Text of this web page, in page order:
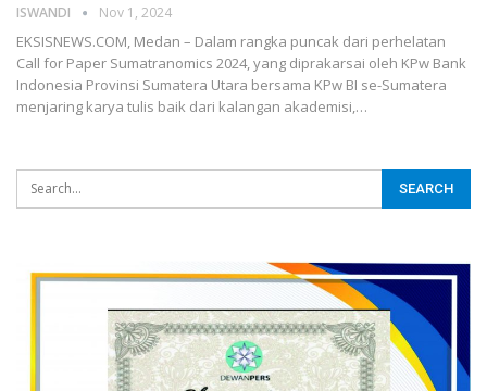
ISWANDI Nov 1, 2024
EKSISNEWS.COM, Medan – Dalam rangka puncak dari perhelatan
Call for Paper Sumatranomics 2024, yang diprakarsai oleh KPw Bank
Indonesia Provinsi Sumatera Utara bersama KPw BI se-Sumatera
menjaring karya tulis baik dari kalangan akademisi,…